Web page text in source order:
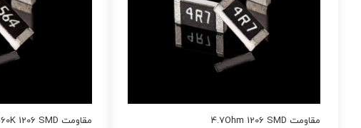
مقاومت 4.7Ohm 1206 SMD مقاومت 560K 1206 SMD